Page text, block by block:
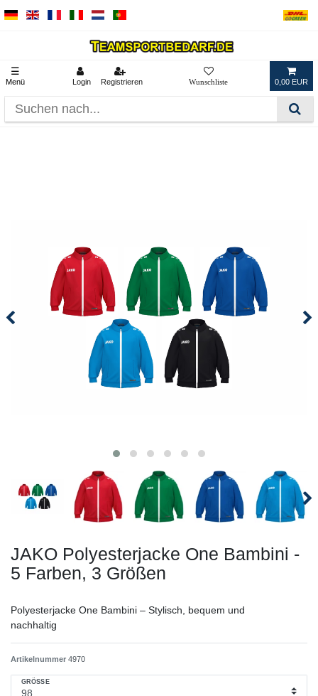
☰
Menü Login Registrieren 0,00 EUR
JAKO Polyesterjacke One Bambini -
5 Farben, 3 Größen
Polyesterjacke One Bambini – Stylisch, bequem und
nachhaltig
Artikelnummer 4970
GRÖSSE